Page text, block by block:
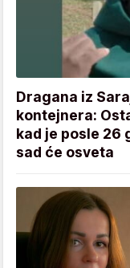
Dragana iz
kontejnera:
kad je posle 26
sad će osveta